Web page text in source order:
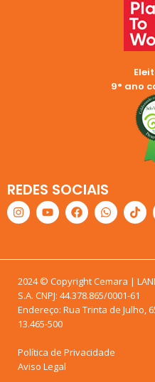
9° ano
REDES SOCIAIS
2024 © Copyright Cemara |
S.A. CNPJ: 44.378.865/0001-61
Endereço: Rua Trinta de Julho,
13.465-500
Política de Privacidade
Aviso Legal